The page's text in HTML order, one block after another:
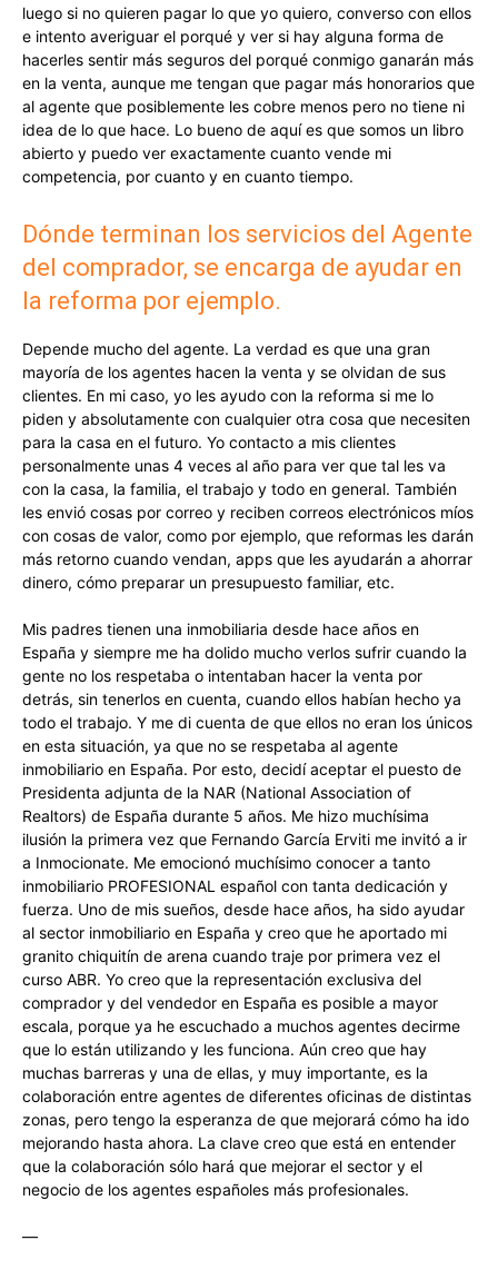
luego si no quieren pagar lo que yo quiero, converso con ellos
e intento averiguar el porqué y ver si hay alguna forma de
hacerles sentir más seguros del porqué conmigo ganarán más
en la venta, aunque me tengan que pagar más honorarios que
al agente que posiblemente les cobre menos pero no tiene ni
idea de lo que hace. Lo bueno de aquí es que somos un libro
abierto y puedo ver exactamente cuanto vende mi
competencia, por cuanto y en cuanto tiempo.
Dónde terminan los servicios del Agente
del comprador, se encarga de ayudar en
la reforma por ejemplo.
Depende mucho del agente. La verdad es que una gran
mayoría de los agentes hacen la venta y se olvidan de sus
clientes. En mi caso, yo les ayudo con la reforma si me lo
piden y absolutamente con cualquier otra cosa que necesiten
para la casa en el futuro. Yo contacto a mis clientes
personalmente unas 4 veces al año para ver que tal les va
con la casa, la familia, el trabajo y todo en general. También
les envió cosas por correo y reciben correos electrónicos míos
con cosas de valor, como por ejemplo, que reformas les darán
más retorno cuando vendan, apps que les ayudarán a ahorrar
dinero, cómo preparar un presupuesto familiar, etc.
Mis padres tienen una inmobiliaria desde hace años en
España y siempre me ha dolido mucho verlos sufrir cuando la
gente no los respetaba o intentaban hacer la venta por
detrás, sin tenerlos en cuenta, cuando ellos habían hecho ya
todo el trabajo. Y me di cuenta de que ellos no eran los únicos
en esta situación, ya que no se respetaba al agente
inmobiliario en España. Por esto, decidí aceptar el puesto de
Presidenta adjunta de la NAR (National Association of
Realtors) de España durante 5 años. Me hizo muchísima
ilusión la primera vez que Fernando García Erviti me invitó a ir
a Inmocionate. Me emocionó muchísimo conocer a tanto
inmobiliario PROFESIONAL español con tanta dedicación y
fuerza. Uno de mis sueños, desde hace años, ha sido ayudar
al sector inmobiliario en España y creo que he aportado mi
granito chiquitín de arena cuando traje por primera vez el
curso ABR. Yo creo que la representación exclusiva del
comprador y del vendedor en España es posible a mayor
escala, porque ya he escuchado a muchos agentes decirme
que lo están utilizando y les funciona. Aún creo que hay
muchas barreras y una de ellas, y muy importante, es la
colaboración entre agentes de diferentes oficinas de distintas
zonas, pero tengo la esperanza de que mejorará cómo ha ido
mejorando hasta ahora. La clave creo que está en entender
que la colaboración sólo hará que mejorar el sector y el
negocio de los agentes españoles más profesionales.
—